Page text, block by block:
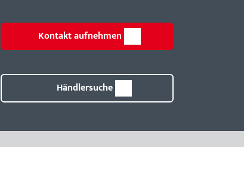
Kontakt aufnehmen
Händlersuche